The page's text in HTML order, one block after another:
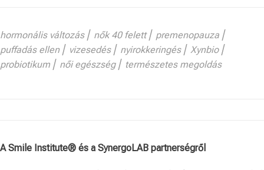
hormonális változás ⎢ nők 40 felett ⎢ premenopauza ⎢
puffadás ellen ⎢ vizesedés ⎢ nyirokkeringés ⎢ Xynbio ⎢
probiotikum ⎢ női egészség ⎢ természetes megoldás
A Smile Institute® és a SynergoLAB partnerségről